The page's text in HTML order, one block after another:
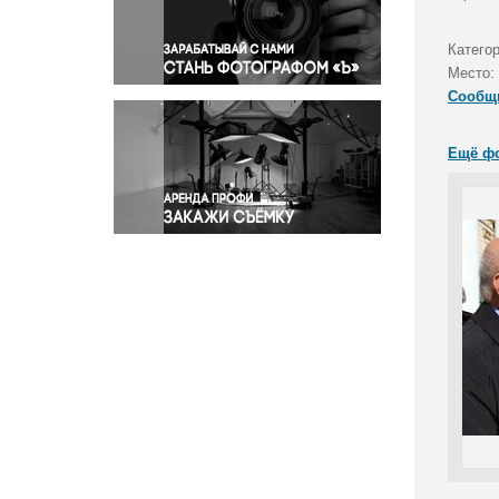
Правосудие
Происшествия и конфликты
Религия
Светская жизнь
Спорт
Экология
Экономика и бизнес
Место:
Ещё